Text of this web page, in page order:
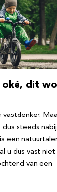
oké, dit
steeds
een
u dus vast niet
van een